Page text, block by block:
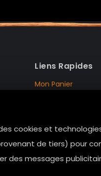
cookies et
de tiers) pour
des messages
Liens Rapides
Mon Panier